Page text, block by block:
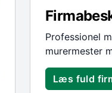
Professionel
murermester
Læs fuld